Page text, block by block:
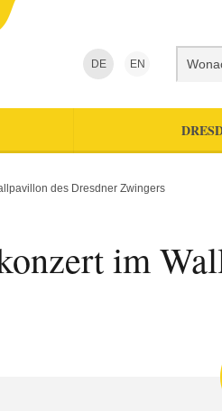
DE EN
des Dresdner Zwingers
im